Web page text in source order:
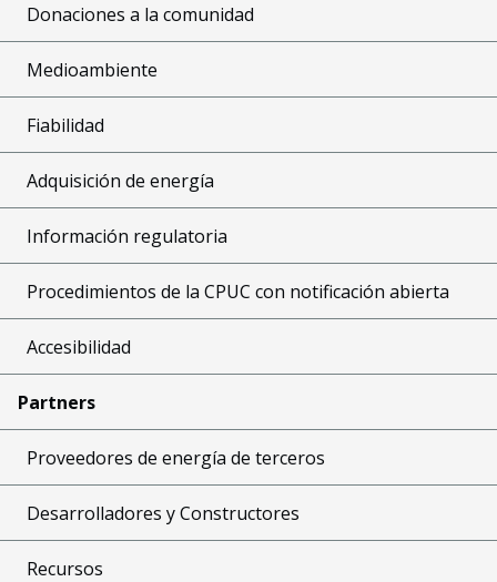
Donaciones a la comunidad
Medioambiente
Fiabilidad
Adquisición de energía
Información regulatoria
Procedimientos de la CPUC con notificación abierta
Accesibilidad
Partners
Proveedores de energía de terceros
Desarrolladores y Constructores
Recursos